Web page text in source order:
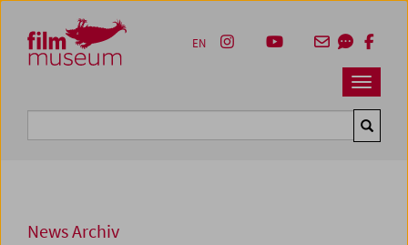
Zum Inhalt
Zum Hauptmenü
Zur Servicenavigation
Zum Suche
Navbar
EN
News Archiv